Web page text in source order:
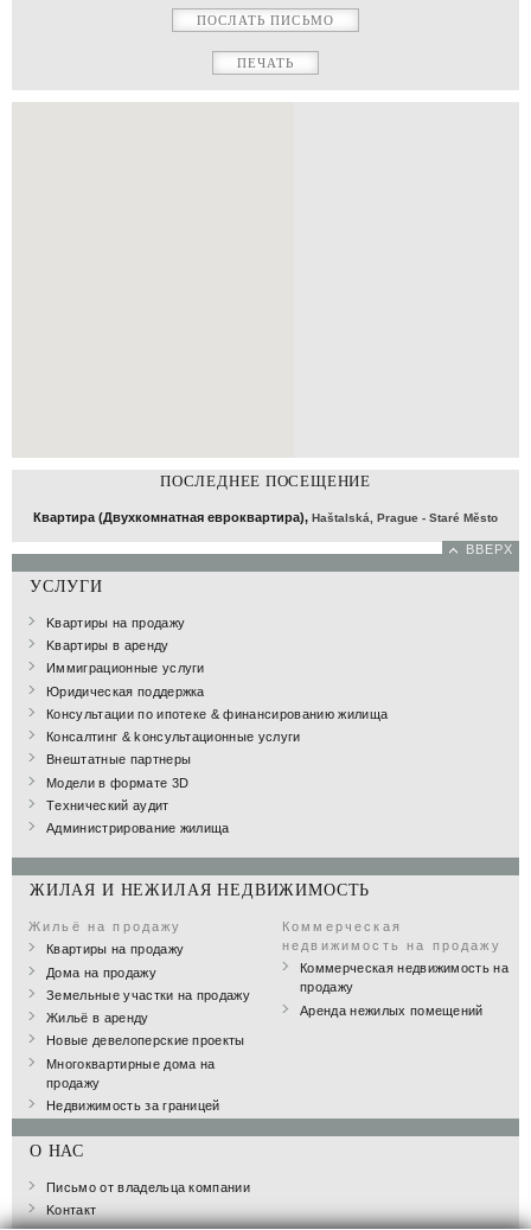
ПЕЧАТЬ
ПОСЛЕДНЕЕ ПОСЕЩЕНИЕ
Квартира (Двухкомнатная евроквартира), Haštalská, Prague - Staré Město
ВВЕРХ
УСЛУГИ
Kвартиры на продажу
Kвартиры в аренду
Иммиграционные услуги
Юридическая поддержка
Консультации по ипотеке & финансированию жилища
Консалтинг & kонсультационные yслуги
Внештатные партнеры
Модели в формате 3D
Tехнический аудит
Администрирование жилища
ЖИЛАЯ И НЕЖИЛАЯ НЕДВИЖИМОСТЬ
Жильё на продажу
Квартиры на продажу
Дома на продажу
Земельные участки на продажу
Жильё в аренду
Новые девелоперские проекты
Многоквартирные дома на
продажу
Недвижимость за границей
Коммерческая
недвижимость на продажу
Коммерческая недвижимость на
продажу
Аренда нежилых помещений
О НАС
Письмо от владельца компании
Kонтакт